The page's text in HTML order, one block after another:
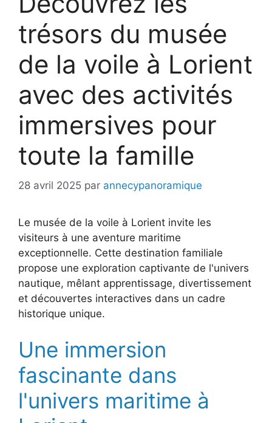
trésors du musée
de la voile à Lorient
avec des activités
immersives pour
toute la famille
28 avril 2025 par annecypanoramique
Le musée de la voile à Lorient invite les
visiteurs à une aventure maritime
exceptionnelle. Cette destination familiale
propose une exploration captivante de l'univers
nautique, mêlant apprentissage, divertissement
et découvertes interactives dans un cadre
historique unique.
Une immersion
fascinante dans
l'univers maritime à